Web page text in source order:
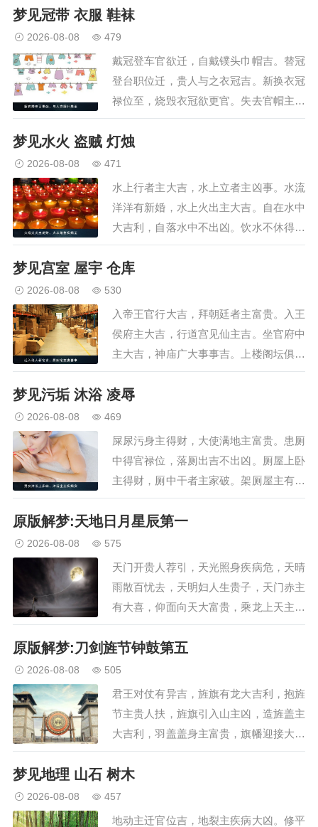
割收田禾家已安，屋上生禾官位吉，见禾
丰熟富贵长，见麦稻主得大财，粳糯米者
主大吉，五谷茂盛主得财，…
梦见冠带 衣服 鞋袜
2026-08-08 479
戴冠登车官欲迁，自戴镤头巾帽吉。替冠
登台职位迁，贵人与之衣冠吉。新换衣冠
禄位至，烧毁衣冠欲更官。失去官帽主退
职，拾得冠带禄位至。与人公服主得职，
人与公服加官职。女着冠带主生子，洗勿
染服新官来。执勿见贵人大吉，勿破忧凶
主不祥。与人勿缓主官迁，…
梦见水火 盗贼 灯烛
2026-08-08 471
水上行者主大吉，水上立者主凶事。水流
洋洋有新婚，水上火出主大吉。自在水中
大吉利，自落水中不出凶。饮水不休得大
财，流水绕身有狱讼。大水澄清大吉祥，
人家有水见子亡。江海涨漫大吉昌，河水
砂石益文章。火烧日月大人助，火烧河水
长命吉。火烧山野大显达，…
梦见宫室 屋宇 仓库
2026-08-08 530
入帝王官行大吉，拜朝廷者主富贵。入王
侯府主大吉，行道宫见仙主吉。坐官府中
主大吉，神庙广大事事吉。上楼阁坛俱大
吉，上高堂大富贵至。高楼饮酒富贵至，
家起高楼安稳事。上城为人所拽吉，上城
被执官职显。城郭广大财喜多，城中行凶
出门吉。连城青色有喜吉，…
梦见污垢 沐浴 凌辱
2026-08-08 469
屎尿污身主得财，大使满地主富贵。患厕
中得官禄位，落厕出吉不出凶。厕屋上卧
主得财，厕中干者主家破。架厕屋主有财
喜，挑粪回家大吉利。…
原版解梦:天地日月星辰第一
2026-08-08 575
天门开贵人荐引，天光照身疾病危，天晴
雨散百忧去，天明妇人生贵子，天门赤主
有大喜，仰面向天大富贵，乘龙上天主大
贵，上天求妻儿女贵，天上取物主王侯，
飞上天堂贵大吉，登天上屋得高官，天裂
有分国之忧，天星明主公卿至，天欲晓益
寿命吉，渡天河主有所吉，…
原版解梦:刀剑旌节钟鼓第五
2026-08-08 505
君王对仗有异吉，旌旗有龙大吉利，抱旌
节主贵人扶，旌旗引入山主凶，造旌盖主
大吉利，羽盖盖身主富贵，旗幡迎接大富
贵，旗幡竞出主疾病，手持旌节有思赏，
白盖履身大吉利，见做新旗大吉利，与人
分金主分散，拔刀出行主大吉，得人刀主
行人至，人与三刀做刺史，…
梦见地理 山石 树木
2026-08-08 457
地动主迁官位吉，地裂主疾病大凶。修平